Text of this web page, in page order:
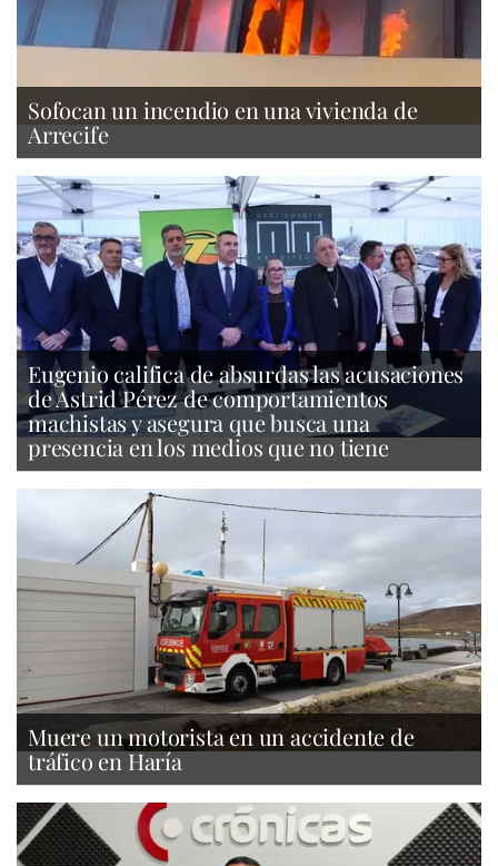
Sofocan un incendio en una vivienda de
Arrecife
Eugenio califica de absurdas las acusaciones
de Astrid Pérez de comportamientos
machistas y asegura que busca una
presencia en los medios que no tiene
Muere un motorista en un accidente de
tráfico en Haría